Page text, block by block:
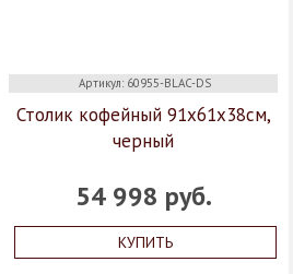
Артикул: 60955-BLAC-DS
Столик кофейный 91х61х38см,
черный
54 998 руб.
КУПИТЬ